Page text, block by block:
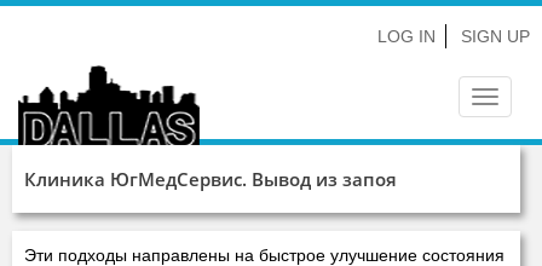
LOG IN SIGN UP
Toggle
Клиника ЮгМедСервис. Вывод из запоя
Эти подходы направлены на быстрое улучшение состояния